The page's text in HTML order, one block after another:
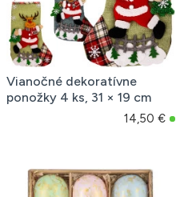
Vianočné dekoratívne
ponožky 4 ks, 31 × 19 cm
14,50 €